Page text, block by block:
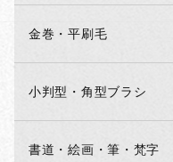
金巻・平刷毛
小判型・角型ブラシ
書道・絵画・筆・梵字